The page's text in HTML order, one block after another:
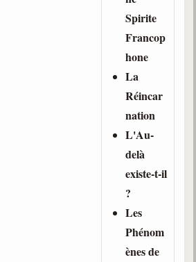
Spirite
Francop
hone
La
Réincar
nation
L'Au-
delà
existe-t-il
?
Les
Phénom
ènes de